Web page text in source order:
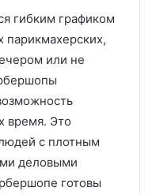
гибким графиком
парикмахерских,
или не
время. Это
с плотным
деловыми
готовы